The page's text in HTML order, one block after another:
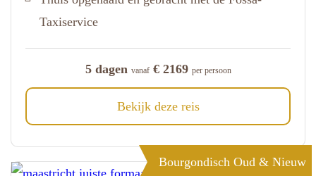
Taxiservice
5 dagen vanaf€ 2169 per persoon
Bekijk deze reis
Bourgondisch Oud & Nieuw